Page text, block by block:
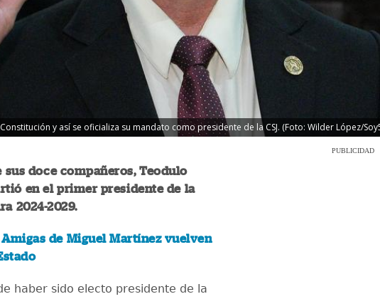
y así se oficializa su mandato como presidente de la CSJ. (Foto: Wilder López/
sus doce compañeros, Teodulo
en el primer presidente de la
2024-2029.
Amigas de Miguel Martínez vuelven
haber sido electo presidente de la
PUBLICIDAD